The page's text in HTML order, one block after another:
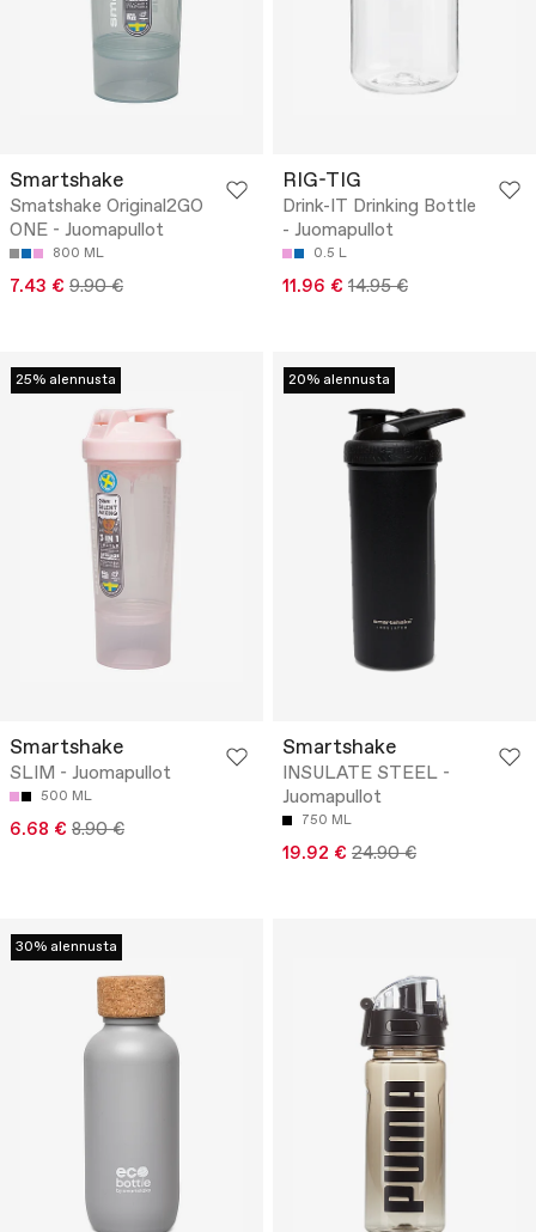
Smartshake
Smatshake Original2GO
ONE - Juomapullot
800 ML
7.43 € 9.90 €
RIG-TIG
Drink-IT Drinking Bottle
- Juomapullot
0.5 L
11.96 € 14.95 €
25% alennusta
Smartshake
SLIM - Juomapullot
500 ML
6.68 € 8.90 €
20% alennusta
Smartshake
INSULATE STEEL -
Juomapullot
750 ML
19.92 € 24.90 €
30% alennusta